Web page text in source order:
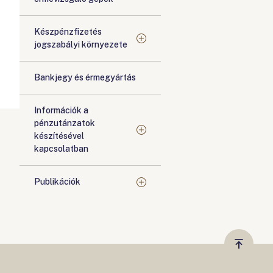
Készpénzfizetés
jogszabályi környezete
Bankjegy és érmegyártás
Információk a
pénzutánzatok
készítésével
kapcsolatban
Publikációk
Vissza